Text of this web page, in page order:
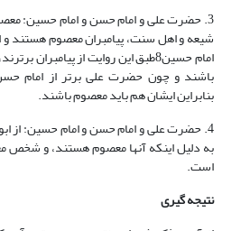
3. حضرت علی و امام حسن و امام حسین:
شیعه و اهل سنت، پیامبران معصوم هستند
امام حسین8طبق این روایت از
باشند و چون حضرت علی برتر از امام
بنابراین ایشان هم باید معصوم باشند.
4. حضرت علی و امام حسن و امام حسین: از
به دلیل اینکه آنها معصوم هستند، و شخص
است.
نتیجه گیری